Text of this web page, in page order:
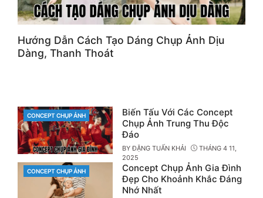
Hướng Dẫn Cách Tạo Dáng Chụp Ảnh Dịu
Dàng, Thanh Thoát
CATEGORIES
CONCEPT CHỤP ẢNH
Biến Tấu Với Các Concept
Chụp Ảnh Trung Thu Độc
Đáo
BYĐẶNG TUẤN KHẢI
THÁNG 4 11,
2025
CATEGORIES
CONCEPT CHỤP ẢNH
Concept Chụp Ảnh Gia Đình
Đẹp Cho Khoảnh Khắc Đáng
Nhớ Nhất